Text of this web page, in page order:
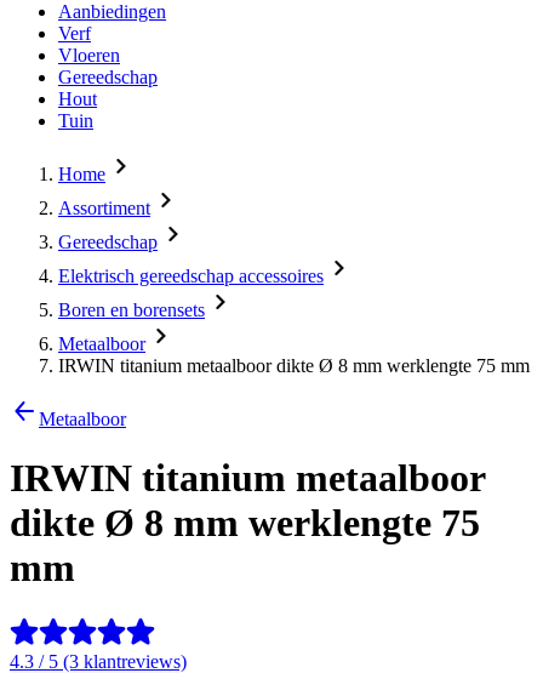
Aanbiedingen
Verf
Vloeren
Gereedschap
Hout
Tuin
Home
Assortiment
Gereedschap
Elektrisch gereedschap accessoires
Boren en borensets
Metaalboor
IRWIN titanium metaalboor dikte Ø 8 mm werklengte 75 mm
Metaalboor
IRWIN titanium metaalboor
dikte Ø 8 mm werklengte 75
mm
4.3 / 5 (3 klantreviews)